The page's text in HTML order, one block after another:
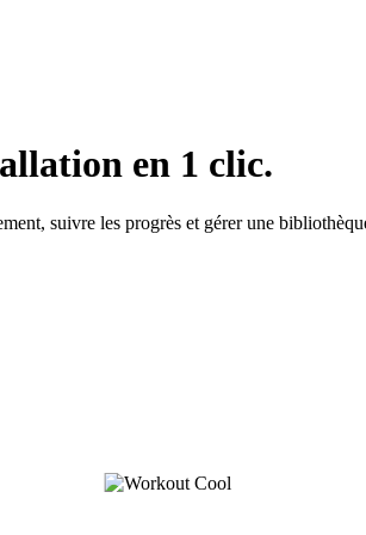
en 1 clic.
suivre les progrès et gérer une